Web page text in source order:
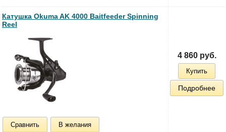
Катушка Okuma AK 4000 Baitfeeder Spinning
Reel
Сравнить В желания
4 860 руб.
Купить
Подробнее